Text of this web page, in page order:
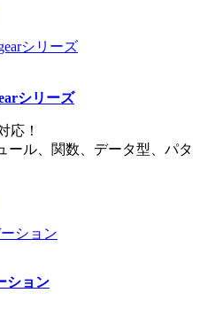
シリーズ
応！
ール、関数、データ型、パタ
ション